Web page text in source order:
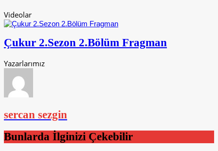
Videolar
Çukur 2.Sezon 2.Bölüm Fragman
Yazarlarımız
sercan sezgin
Bunlarda İlginizi Çekebilir